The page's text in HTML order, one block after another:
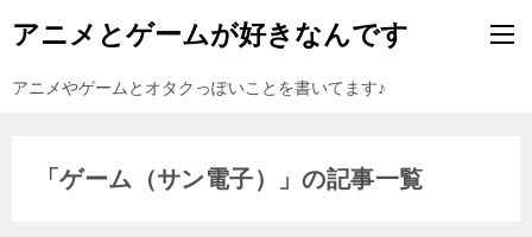
アニメとゲームが好きなんです
アニメやゲームとオタクっぽいことを書いてます♪
「ゲーム（サン電子）」の記事一覧